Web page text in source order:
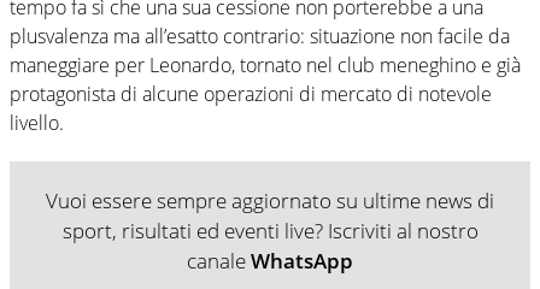
tempo fa sì che una sua cessione non porterebbe a una
plusvalenza ma all’esatto contrario: situazione non facile da
maneggiare per Leonardo, tornato nel club meneghino e già
protagonista di alcune operazioni di mercato di notevole
livello.
Vuoi essere sempre aggiornato su ultime news di
sport, risultati ed eventi live? Iscriviti al nostro
canaleWhatsApp